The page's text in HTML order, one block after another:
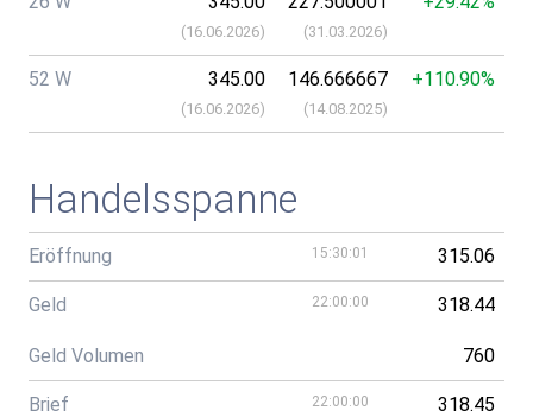
(16.06.2026) (31.03.2026)
52 W 345.00
(16.06.2026)
146.666667
(14.08.2025)
+110.90%
Handelsspanne
Eröffnung 15:30:01 315.06
Geld 22:00:00 318.44
Geld Volumen 760
Brief 22:00:00 318.45